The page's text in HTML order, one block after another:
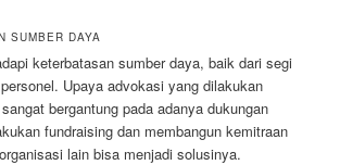
SUMBER DAYA
keterbatasan sumber daya, baik dari segi
Upaya advokasi yang dilakukan
bergantung pada adanya dukungan
fundraising dan membangun kemitraan
lain bisa menjadi solusinya.